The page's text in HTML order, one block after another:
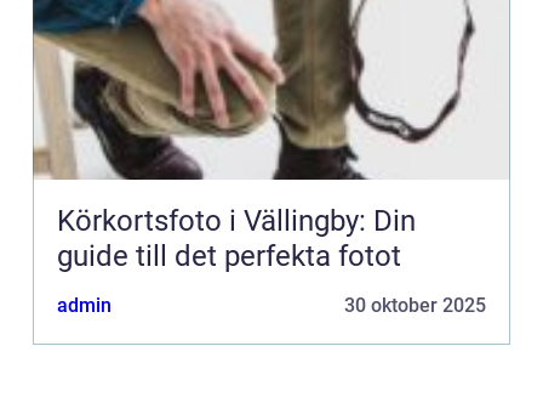
Körkortsfoto i Vällingby: Din
guide till det perfekta fotot
admin 30 oktober 2025